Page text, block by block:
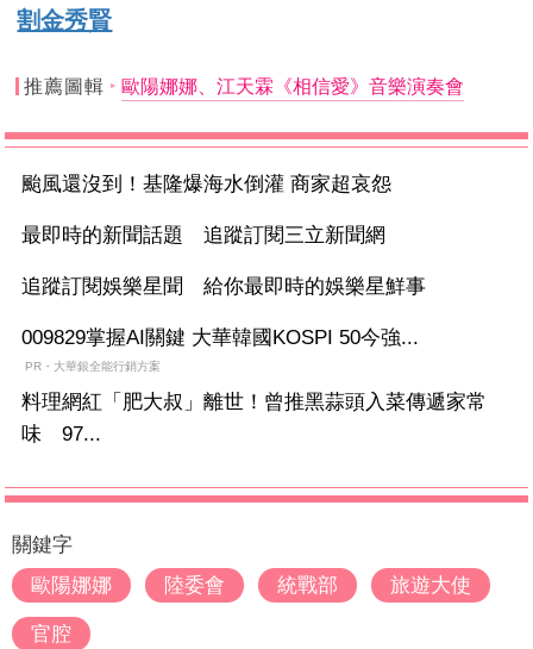
割金秀賢
推薦圖輯 歐陽娜娜、江天霖《相信愛》音樂演奏會
颱風還沒到！基隆爆海水倒灌 商家超哀怨
最即時的新聞話題 追蹤訂閱三立新聞網
追蹤訂閱娛樂星聞 給你最即時的娛樂星鮮事
009829掌握AI關鍵 大華韓國KOSPI 50今強...
PR・大華銀全能行銷方案
料理網紅「肥大叔」離世！曾推黑蒜頭入菜傳遞家常
味 97...
關鍵字
歐陽娜娜
陸委會 統戰部 旅遊大使
官腔